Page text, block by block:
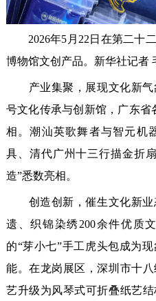
2026年5月22日在第二十二
博物馆文创产品。新华社记者
产业集聚，展现文化新气
号文化传承与创新馆，广东省
相。潮汕英歌舞者与智元机
具、清代广州十三行描金折
造”悉数亮相。
创造创新，催生文化新业
遗、织锦染绣200余件优质
的“芽小七”手工虎头包成为
能。在龙岗展区，深圳市十
艺升级为风琴式可折叠纸艺